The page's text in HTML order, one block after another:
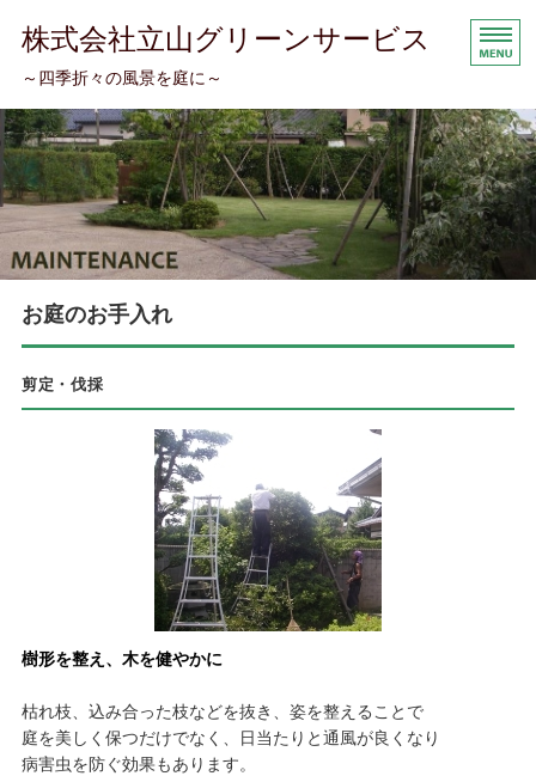
株式会社立山グリーンサービス
～四季折々の風景を庭に～
トップページ
コンセプト
お庭のお手入れ
会社案内
お庭のお手入れ
剪定・伐採
樹形を整え、木を健やかに
枯れ枝、込み合った枝などを抜き、姿を整えることで
庭を美しく保つだけでなく、日当たりと通風が良くなり
病害虫を防ぐ効果もあります。